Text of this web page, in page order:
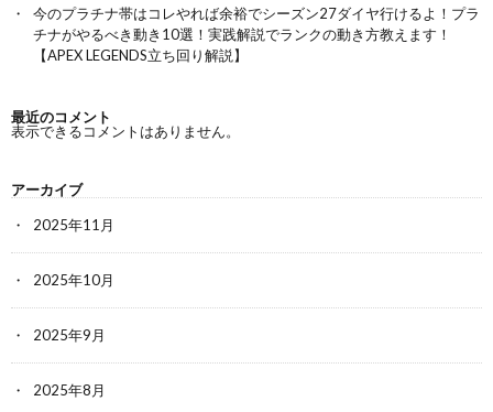
今のプラチナ帯はコレやれば余裕でシーズン27ダイヤ行けるよ！プラ
チナがやるべき動き10選！実践解説でランクの動き方教えます！
【APEX LEGENDS立ち回り解説】
最近のコメント
表示できるコメントはありません。
アーカイブ
2025年11月
2025年10月
2025年9月
2025年8月